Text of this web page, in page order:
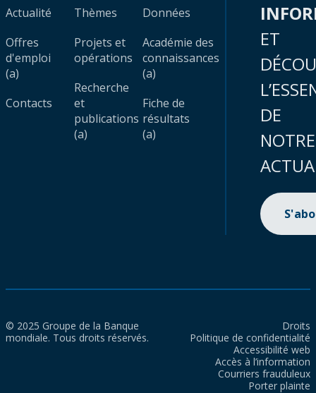
Actualité
Offres
d'emploi
(a)
Contacts
Thèmes
Projets et
opérations
Recherche
et
publications
(a)
Données
Académie des
connaissances
(a)
Fiche de
résultats
(a)
ET
DE
NOTRE
© 2025 Groupe de la Banque
mondiale. Tous droits réservés.
Droits
Politique de confidentialité
Accessibilité web
Accès à l’information
Courriers frauduleux
Porter plainte